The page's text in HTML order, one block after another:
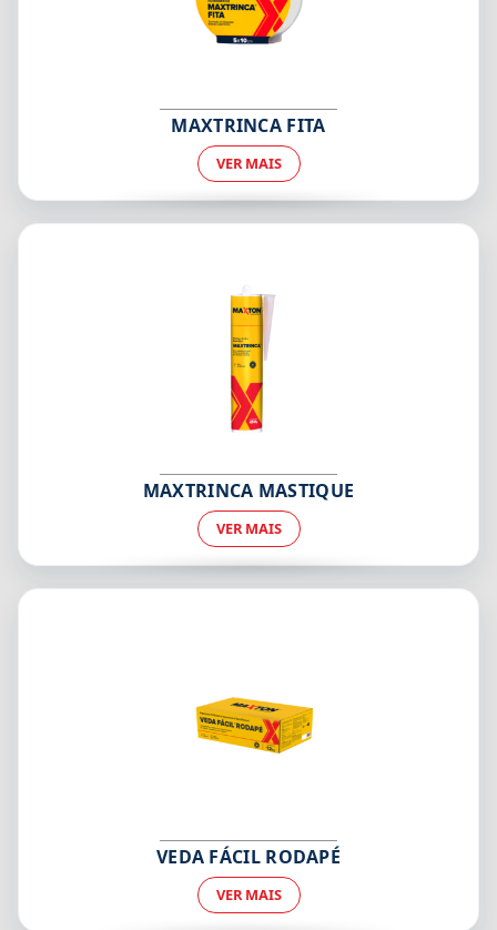
MAXTRINCA FITA
VER MAIS
MAXTRINCA MASTIQUE
VER MAIS
VEDA FÁCIL RODAPÉ
VER MAIS